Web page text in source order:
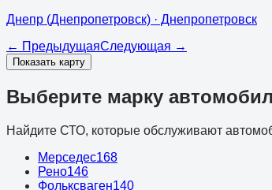
Днепр (Днепропетровск) · Днепропетровск
← ПредыдущаяСледующая →
Показать карту
Выберите марку
Найдите СТО, которые обслуживают
Мерседес168
Рено146
Фольксваген140